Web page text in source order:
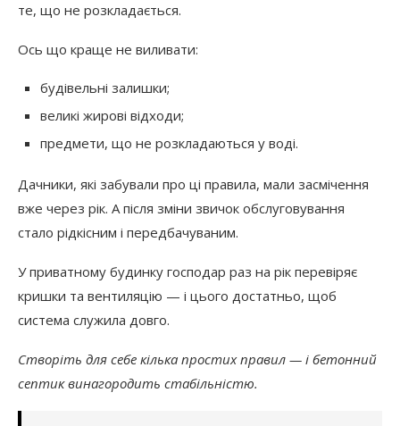
те, що не розкладається.
Ось що краще не виливати:
будівельні залишки;
великі жирові відходи;
предмети, що не розкладаються у воді.
Дачники, які забували про ці правила, мали засмічення
вже через рік. А після зміни звичок обслуговування
стало рідкісним і передбачуваним.
У приватному будинку господар раз на рік перевіряє
кришки та вентиляцію — і цього достатньо, щоб
система служила довго.
Створіть для себе кілька простих правил — і бетонний
септик винагородить стабільністю.